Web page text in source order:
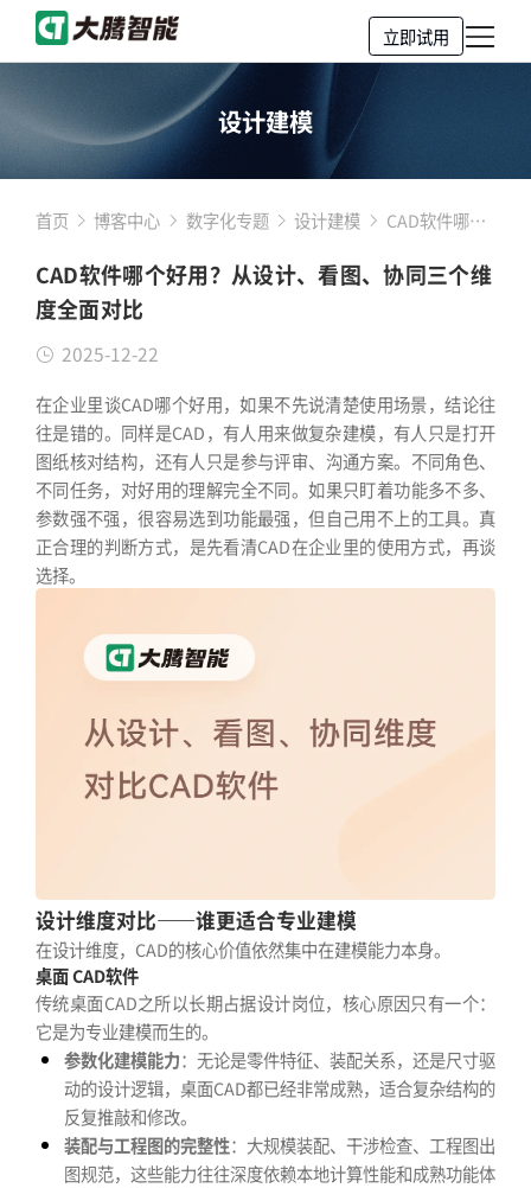
立即试用
设计建模
首页 博客中心 数字化专题 设计建模
CAD软件哪个
计、看图、协
CAD软件哪个好用？从设计、看图、协同三个维
度全面对比
2025-12-22
在企业里谈CAD哪个好用，如果不先说清楚使用场景，结论往
往是错的。同样是CAD，有人用来做复杂建模，有人只是打开
图纸核对结构，还有人只是参与评审、沟通方案。不同角色、
不同任务，对好用的理解完全不同。如果只盯着功能多不多、
参数强不强，很容易选到功能最强，但自己用不上的工具。真
正合理的判断方式，是先看清CAD在企业里的使用方式，再谈
选择。
设计维度对比——谁更适合专业建模
在设计维度，CAD的核心价值依然集中在建模能力本身。
桌面 CAD软件
传统桌面CAD之所以长期占据设计岗位，核心原因只有一个：
它是为专业建模而生的。
参数化建模能力：无论是零件特征、装配关系，还是尺寸驱
动的设计逻辑，桌面CAD都已经非常成熟，适合复杂结构的
反复推敲和修改。
装配与工程图的完整性：大规模装配、干涉检查、工程图出
图规范，这些能力往往深度依赖本地计算性能和成熟功能体